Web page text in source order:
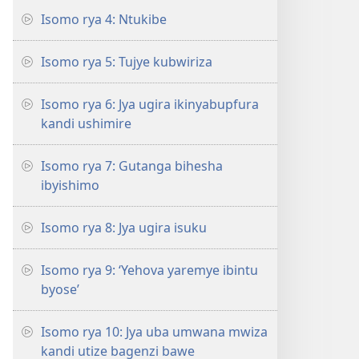
Isomo rya 4: Ntukibe
Isomo rya 5: Tujye kubwiriza
Isomo rya 6: Jya ugira ikinyabupfura
kandi ushimire
Isomo rya 7: Gutanga bihesha
ibyishimo
Isomo rya 8: Jya ugira isuku
Isomo rya 9: ‘Yehova yaremye ibintu
byose’
Isomo rya 10: Jya uba umwana mwiza
kandi utize bagenzi bawe